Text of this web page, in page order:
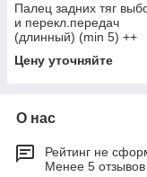
Палец задних тяг
и перекл.передач
(длинный) (min 5) ++
Цену уточняйте
О нас
Рейтинг не
Менее 5